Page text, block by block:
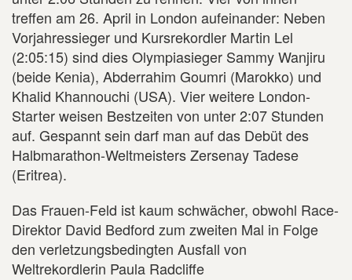
treffen am 26. April in London aufeinander: Neben
Vorjahressieger und Kursrekordler Martin Lel
(2:05:15) sind dies Olympiasieger Sammy Wanjiru
(beide Kenia), Abderrahim Goumri (Marokko) und
Khalid Khannouchi (USA). Vier weitere London-
Starter weisen Bestzeiten von unter 2:07 Stunden
auf. Gespannt sein darf man auf das Debüt des
Halbmarathon-Weltmeisters Zersenay Tadese
(Eritrea).
Das Frauen-Feld ist kaum schwächer, obwohl Race-
Direktor David Bedford zum zweiten Mal in Folge
den verletzungsbedingten Ausfall von
Weltrekordlerin Paula Radcliffe